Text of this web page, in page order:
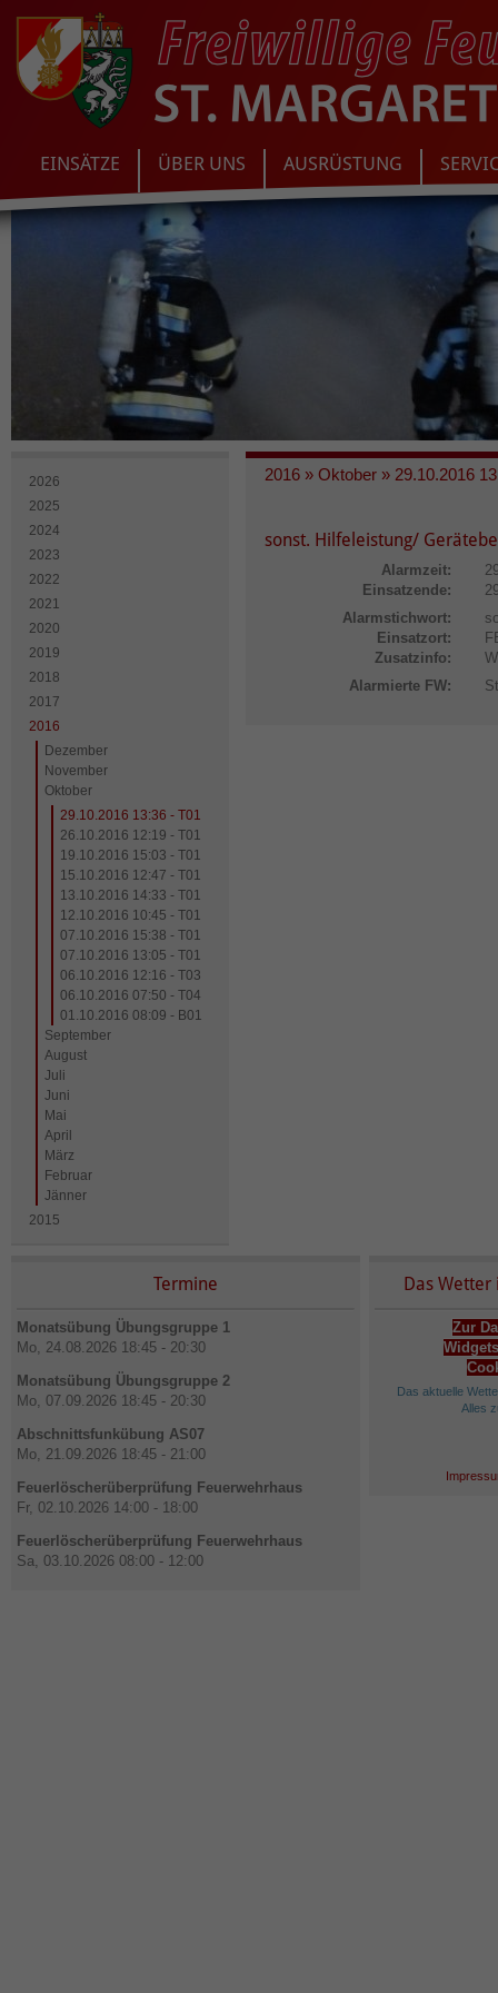
EINSÄTZE ÜBER UNS AUSRÜSTUNG
2026
2025
2024
2023
2022
2021
2020
2019
2018
2017
2016
Dezember
November
Oktober
29.10.2016 13:36 - T01
26.10.2016 12:19 - T01
19.10.2016 15:03 - T01
15.10.2016 12:47 - T01
13.10.2016 14:33 - T01
12.10.2016 10:45 - T01
07.10.2016 15:38 - T01
07.10.2016 13:05 - T01
06.10.2016 12:16 - T03
06.10.2016 07:50 - T04
01.10.2016 08:09 - B01
September
August
Juli
Juni
Mai
April
März
Februar
Jänner
2015
2016 » Oktober » 29.10.2016
sonst. Hilfeleistung/
Alarmzeit:
Einsatzende:
Alarmstichwort:
Einsatzort:
Zusatzinfo:
Alarmierte FW:
Termine
Monatsübung Übungsgruppe 1
Mo, 24.08.2026 18:45 - 20:30
Monatsübung Übungsgruppe 2
Mo, 07.09.2026 18:45 - 20:30
Abschnittsfunkübung AS07
Mo, 21.09.2026 18:45 - 21:00
Feuerlöscherüberprüfung Feuerwehrhaus
Fr, 02.10.2026 14:00 - 18:00
Feuerlöscherüberprüfung Feuerwehrhaus
Sa, 03.10.2026 08:00 - 12:00
Das Wetter
Zur
Das aktuelle
Alles